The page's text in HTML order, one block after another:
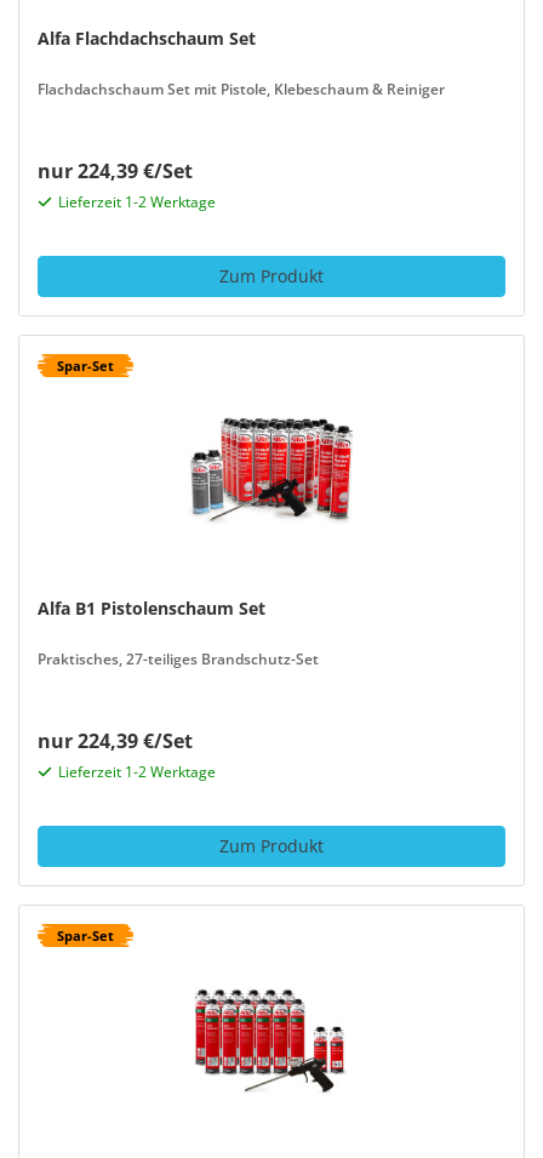
Alfa Flachdachschaum Set
Flachdachschaum Set mit Pistole, Klebeschaum & Reiniger
nur 224,39 €/Set
Lieferzeit 1-2 Werktage
Zum Produkt
Spar-Set
Alfa B1 Pistolenschaum Set
Praktisches, 27-teiliges Brandschutz-Set
nur 224,39 €/Set
Lieferzeit 1-2 Werktage
Zum Produkt
Spar-Set